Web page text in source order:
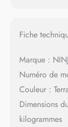
Fiche
Marque :
Numéro de
Couleur :
Dimensions
kilogrammes